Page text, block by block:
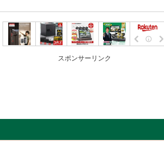
スポンサーリンク